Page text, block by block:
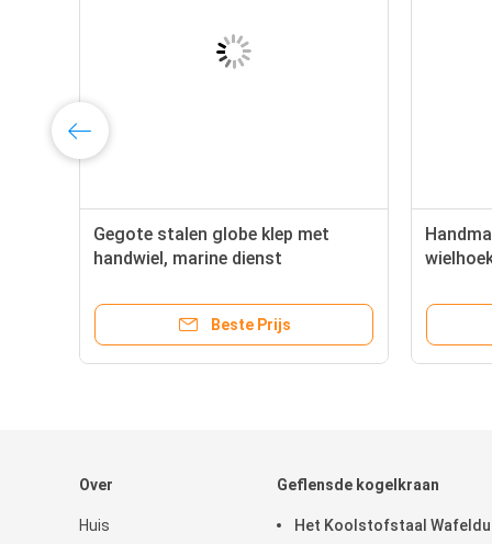
Gegote stalen globe klep met
handwiel, marine dienst
Beste Prijs
Over
Huis
Geflensde kogelkraan
Het Koolstofstaal